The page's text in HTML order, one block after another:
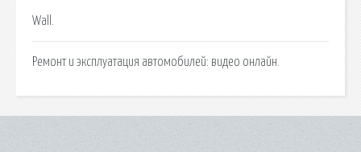
Wall.
Ремонт и эксплуатация автомобилей: видео онлайн.